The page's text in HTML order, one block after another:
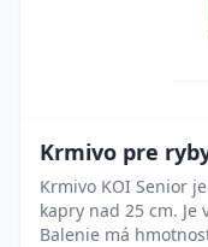
Krmivo pre
Krmivo KOI Senior
kapry nad 25 cm.
Balenie má